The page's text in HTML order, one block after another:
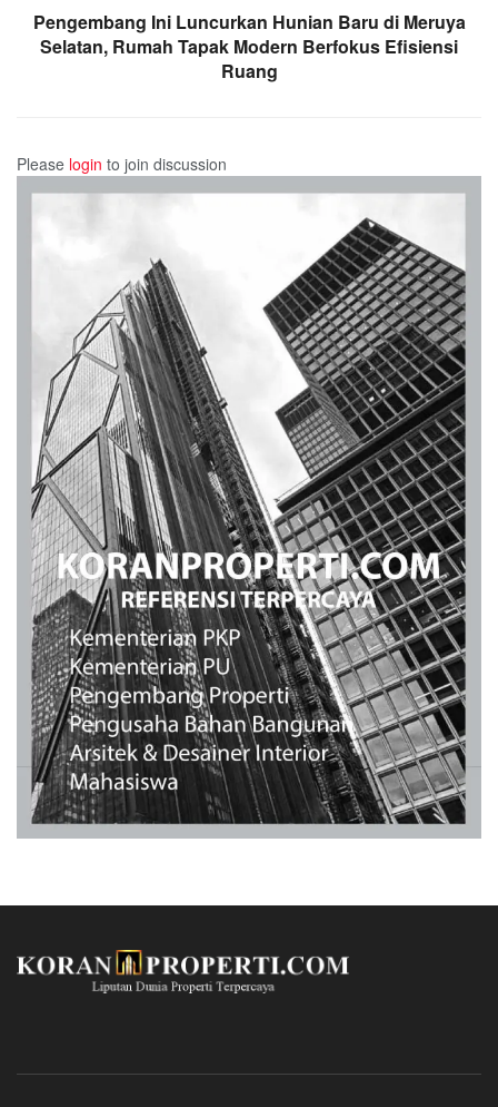
Pengembang Ini Luncurkan Hunian Baru di Meruya
Selatan, Rumah Tapak Modern Berfokus Efisiensi
Ruang
Please login to join discussion